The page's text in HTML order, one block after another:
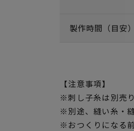
製作時間（目安）
【注意事項】
※刺し子糸は別売り
※別途、縫い糸・
※おつくりになる